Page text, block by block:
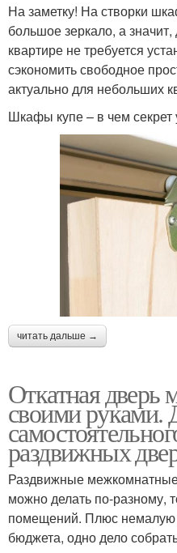
На заметку! На створки
большое зеркало, а
квартире не требуется
сэкономить свободное
актуально для небольших
Шкафы купе – в чем секрет
читать дальше →
Откатная дверь
своими руками.
раздвижных
Раздвижные
можно делать по-разному,
помещений. Плюс немалую
бюджета, одно дело